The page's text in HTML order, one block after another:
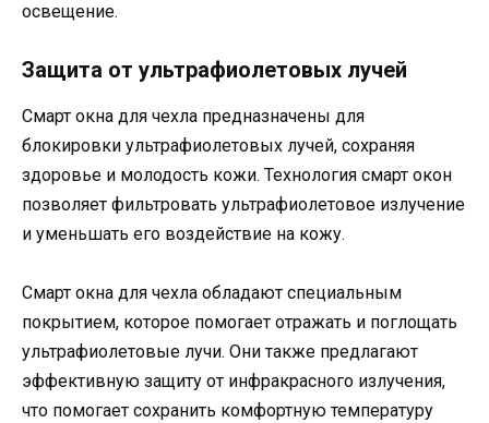
освещение.
Защита от ультрафиолетовых лучей
Смарт окна для чехла предназначены для
блокировки ультрафиолетовых лучей, сохраняя
здоровье и молодость кожи. Технология смарт окон
позволяет фильтровать ультрафиолетовое излучение
и уменьшать его воздействие на кожу.
Смарт окна для чехла обладают специальным
покрытием, которое помогает отражать и поглощать
ультрафиолетовые лучи. Они также предлагают
эффективную защиту от инфракрасного излучения,
что помогает сохранить комфортную температуру